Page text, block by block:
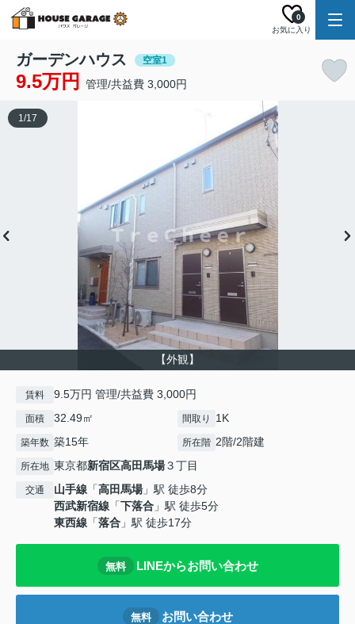
お気に入り
0
ガーデンハウス 空室1
9.5万円 管理/共益費 3,000円
【外観】
1/17
賃料 9.5万円 管理/共益費 3,000円
面積 32.49㎡ 間取り 1K
築年数 築15年 所在階 2階/2階建
所在地 東京都新宿区高田馬場３丁目
交通 山手線 「高田馬場」駅 徒歩8分
西武新宿線 「下落合 」駅 徒歩5分
東西線 「落合 」駅 徒歩17分
無料 LINEからお問い合わせ
無料 お問い合わせ